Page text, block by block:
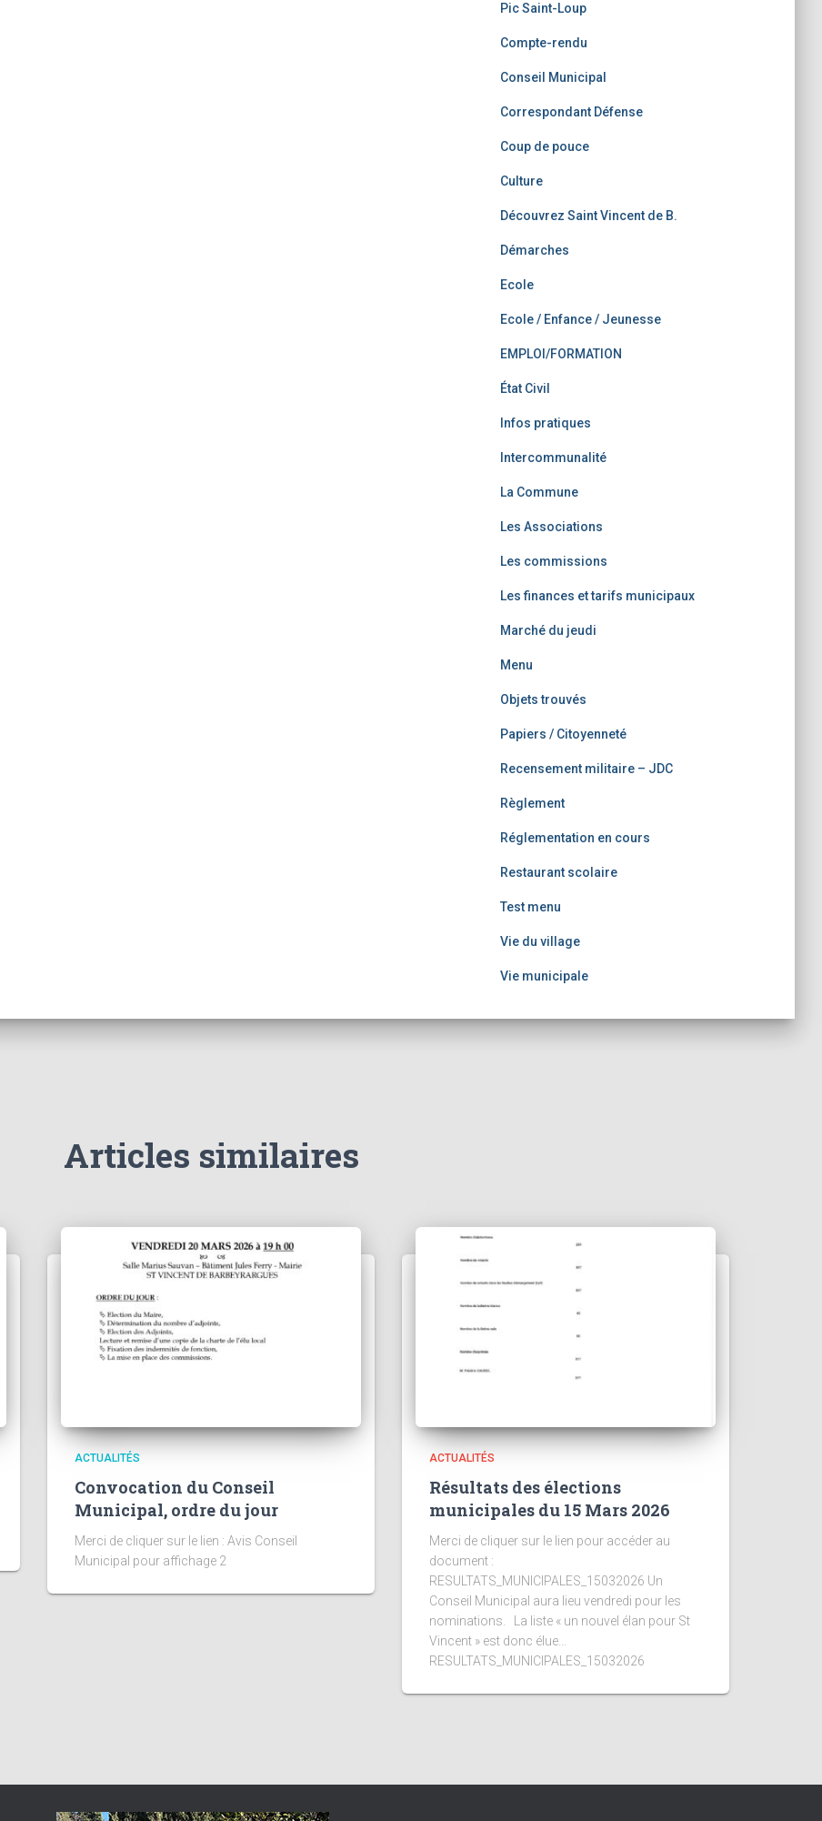
Pic Saint-Loup
Compte-rendu
Conseil Municipal
Correspondant Défense
Coup de pouce
Culture
Découvrez Saint Vincent de B.
Démarches
Ecole
Ecole / Enfance / Jeunesse
EMPLOI/FORMATION
État Civil
Infos pratiques
Intercommunalité
La Commune
Les Associations
Les commissions
Les finances et tarifs municipaux
Marché du jeudi
Menu
Objets trouvés
Papiers / Citoyenneté
Recensement militaire – JDC
Règlement
Réglementation en cours
Restaurant scolaire
Test menu
Vie du village
Vie municipale
Articles similaires
ACTUALITÉS
Convocation du Conseil
Municipal, ordre du jour
Merci de cliquer sur le lien : Avis Conseil
Municipal pour affichage 2
ACTUALITÉS
Résultats des élections
municipales du 15 Mars 2026
Merci de cliquer sur le lien pour accéder au
document :
RESULTATS_MUNICIPALES_15032026 Un
Conseil Municipal aura lieu vendredi pour les
nominations. La liste « un nouvel élan pour St
Vincent » est donc élue…
RESULTATS_MUNICIPALES_15032026